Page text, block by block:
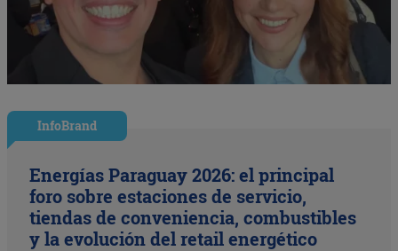
InfoBrand
Energías Paraguay 2026: el principal
foro sobre estaciones de servicio,
tiendas de conveniencia, combustibles
y la evolución del retail energético